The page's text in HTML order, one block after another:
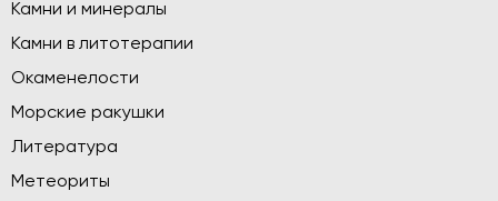
Камни и минералы
Камни в литотерапии
Окаменелости
Морские ракушки
Литература
Метеориты